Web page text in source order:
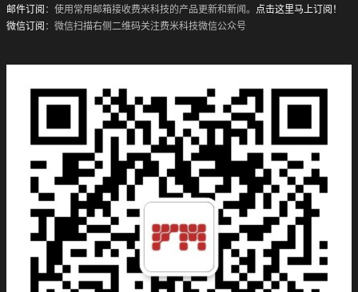
邮件订阅 ：使用常用邮箱接收费米科技的产品更新和新闻。 点击这里马上订阅！
微信订阅 ：微信扫描右侧二维码关注费米科技微信公众号